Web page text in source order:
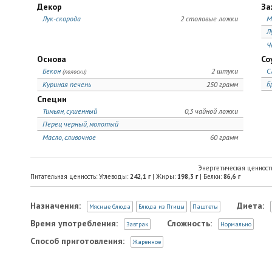
Декор
2 столовые ложки
Лук-скорода
Основа
2 штуки
Бекон (полоски)
250 грамм
Куриная печень
Специи
0,3 чайной ложки
Тимьян, сушенный
Перец черный, молотый
60 грамм
Масло, сливочное
Энергетическая
Питательная ценность: Углеводы: 242,1 г| Жиры: 198,3 г| Белки: 86,6 г
Назначения: Мясные блюда Блюда из Птицы Паштеты
Диета:
Время употребления:
Завтрак Сложность: Нормально
Способ приготовления: Жаренное